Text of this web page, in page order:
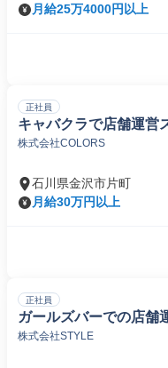
月給25万4000円以上
正社員
キャバクラで店舗運営
株式会社COLORS
石川県金沢市片町
月給30万円以上
正社員
ガールズバーでの店舗
株式会社STYLE